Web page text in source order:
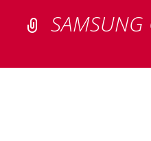
SAMSUNG